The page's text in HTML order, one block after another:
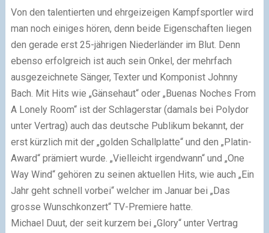
Von den talentierten und ehrgeizeigen Kampfsportler wird
man noch einiges hören, denn beide Eigenschaften liegen
den gerade erst 25-jährigen Niederländer im Blut. Denn
ebenso erfolgreich ist auch sein Onkel, der mehrfach
ausgezeichnete Sänger, Texter und Komponist Johnny
Bach. Mit Hits wie „Gänsehaut“ oder „Buenas Noches From
A Lonely Room“ ist der Schlagerstar (damals bei Polydor
unter Vertrag) auch das deutsche Publikum bekannt, der
erst kürzlich mit der „golden Schallplatte“ und den „Platin-
Award“ prämiert wurde. „Vielleicht irgendwann“ und „One
Way Wind“ gehören zu seinen aktuellen Hits, wie auch „Ein
Jahr geht schnell vorbei“ welcher im Januar bei „Das
grosse Wunschkonzert“ TV-Premiere hatte.
Michael Duut, der seit kurzem bei „Glory“ unter Vertrag